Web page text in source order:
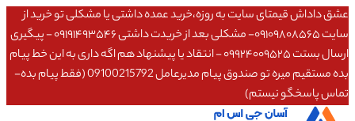
عشق داداش قیمتای سایت به روزه،خرید عمده داشتی یا مشکلی تو خرید از
سایت ۰۹۱۰۹۸۰۸۵۶۵- مشکلی بعد از خریدت داشتی ۰۹۱۹۱۴۹۳۵۴۶ - پیگیری
ارسال بستت ۰۹۹۲۴۰۰۹۵۲۵ - انتقاد یا پیشنهاد هم اگه داری به این خط پیام
بده مستقیم میره تو صندوق پیام مدیرعامل 09100215792 (فقط پیام بده-
تماس پاسخگو نیستم)